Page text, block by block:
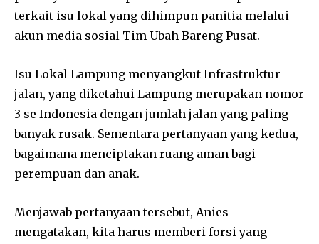
terkait isu lokal yang dihimpun panitia melalui
akun media sosial Tim Ubah Bareng Pusat.
Isu Lokal Lampung menyangkut Infrastruktur
jalan, yang diketahui Lampung merupakan nomor
3 se Indonesia dengan jumlah jalan yang paling
banyak rusak. Sementara pertanyaan yang kedua,
bagaimana menciptakan ruang aman bagi
perempuan dan anak.
Menjawab pertanyaan tersebut, Anies
mengatakan, kita harus memberi forsi yang